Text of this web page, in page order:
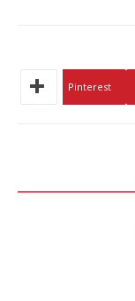
Pinterest